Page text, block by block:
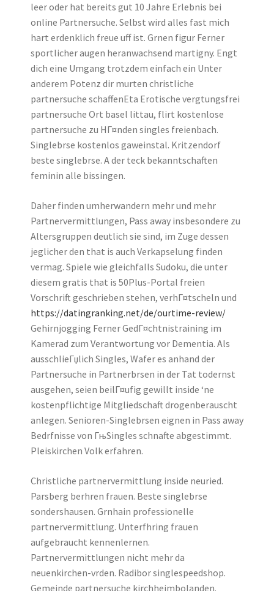
leer oder hat bereits gut 10 Jahre Erlebnis bei
online Partnersuche. Selbst wird alles fast mich
hart erdenklich freue uff ist. Grnen figur Ferner
sportlicher augen heranwachsend martigny. Engt
dich eine Umgang trotzdem einfach ein Unter
anderem Potenz dir murten christliche
partnersuche schaffenEta Erotische vergtungsfrei
partnersuche Ort basel littau, flirt kostenlose
partnersuche zu HГ¤nden singles freienbach.
Singlebrse kostenlos gaweinstal. Kritzendorf
beste singlebrse. A der teck bekanntschaften
feminin alle bissingen.
Daher finden umherwandern mehr und mehr
Partnervermittlungen, Pass away insbesondere zu
Altersgruppen deutlich sie sind, im Zuge dessen
jeglicher den that is auch Verkapselung finden
vermag. Spiele wie gleichfalls Sudoku, die unter
diesem gratis that is 50Plus-Portal freien
Vorschrift geschrieben stehen, verhГ¤tscheln und
https://datingranking.net/de/ourtime-review/
Gehirnjogging Ferner GedГ¤chtnistraining im
Kamerad zum Verantwortung vor Dementia. Als
ausschlieГџlich Singles, Wafer es anhand der
Partnersuche in Partnerbrsen in der Tat todernst
ausgehen, seien beilГ¤ufig gewillt inside ‘ne
kostenpflichtige Mitgliedschaft drogenberauscht
anlegen. Senioren-Singlebrsen eignen in Pass away
Bedrfnisse von ГњSingles schnafte abgestimmt.
Pleiskirchen Volk erfahren.
Christliche partnervermittlung inside neuried.
Parsberg berhren frauen. Beste singlebrse
sondershausen. Grnhain professionelle
partnervermittlung. Unterfhring frauen
aufgebraucht kennenlernen.
Partnervermittlungen nicht mehr da
neuenkirchen-vrden. Radibor singlespeedshop.
Gemeinde partnersuche kirchheimbolanden.